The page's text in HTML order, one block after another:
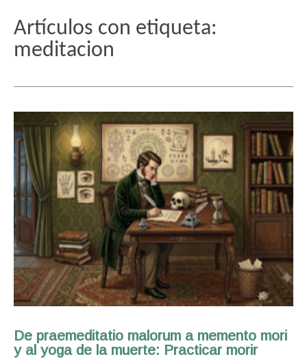
Artículos con etiqueta:
meditacion
De praemeditatio malorum a memento mori
y al yoga de la muerte: Practicar morir